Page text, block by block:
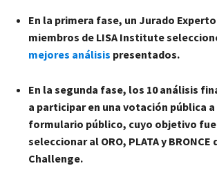
En la primera fase, un Jurado
miembros de LISA Institute
mejores análisis presentados.
En la segunda fase, los 10 análisis
a participar en una votación pública
formulario público, cuyo objetivo
seleccionar al ORO, PLATA y BRONCE
Challenge.